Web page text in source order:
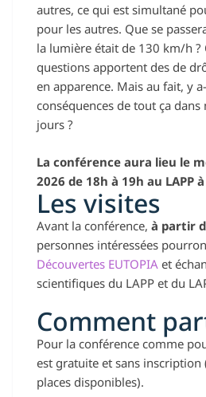
autres, ce qui est simultané
pour les autres. Que se
la lumière était de 130 km/h ?
questions apportent des de
en apparence. Mais au fait, y
conséquences de tout ça
jours ?
La conférence aura lieu le
2026 de 18h à 19h au LAPP
Les visites
Avant la conférence, à partir
personnes intéressées
Découvertes EUTOPIA et
scientifiques du LAPP et du
Comment
Pour la conférence comme
est gratuite et sans inscription
places disponibles).